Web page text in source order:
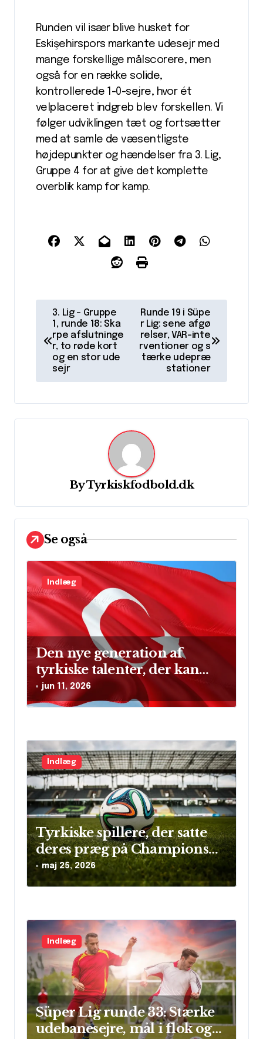
Runden vil især blive husket for
Eskişehirspors markante udesejr med
mange forskellige målscorere, men
også for en række solide,
kontrollerede 1-0-sejre, hvor ét
velplaceret indgreb blev forskellen. Vi
følger udviklingen tæt og fortsætter
med at samle de væsentligste
højdepunkter og hændelser fra 3. Lig,
Gruppe 4 for at give det komplette
overblik kamp for kamp.
d
æ
g
s
i
g
a
t
i
o
n
3. Lig – Gruppe
1, runde 18: Ska
rpe afslutninge
r, to røde kort
og en stor ude
sejr
Runde 19 i Süpe
r Lig: sene afgø
relser, VAR-inte
rventioner og s
tærke udepræ
stationer
ByTyrkiskfodbold.dk
Se også
Indlæg
Den nye generation af
tyrkiske talenter, der kan
skinne på verdensscenen
jun 11, 2026
Indlæg
Tyrkiske spillere, der satte
deres præg på Champions
League
maj 25, 2026
Indlæg
Süper Lig runde 33: Stærke
udebanesejre, mål i flok og